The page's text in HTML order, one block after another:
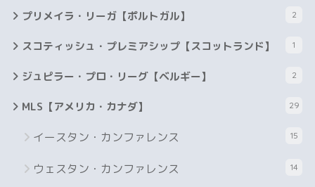
プリメイラ・リーガ【ポルトガル】 2
スコティッシュ・プレミアシップ【スコットランド】 1
ジュピラー・プロ・リーグ【ベルギー】 2
MLS【アメリカ・カナダ】 29
イースタン・カンファレンス 15
ウェスタン・カンファレンス 14